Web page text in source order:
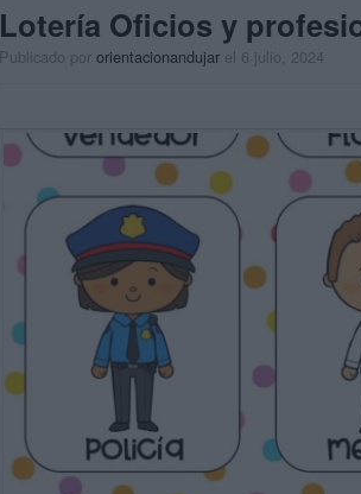
Lotería Oficios y
Publicado por orientacionandujar el 6 julio, 2024